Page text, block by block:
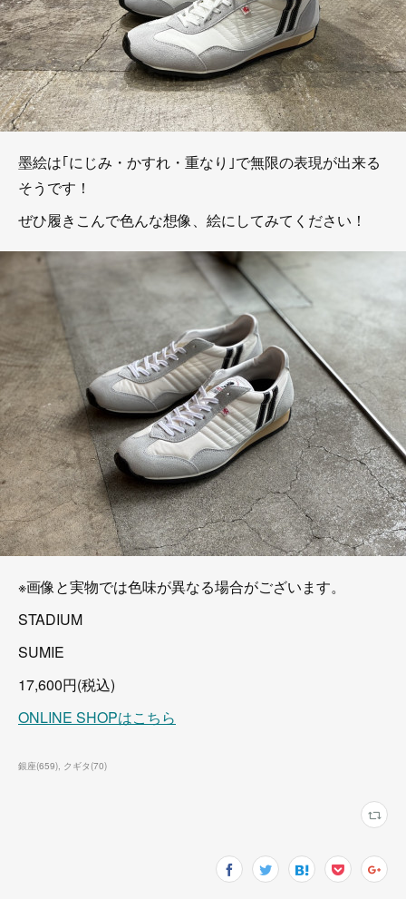
墨絵は｢にじみ・かすれ・重なり｣で無限の表現が出来る
そうです！
ぜひ履きこんで色んな想像、絵にしてみてください！
※画像と実物では色味が異なる場合がございます。
STADIUM
SUMIE
17,600円(税込)
ONLINE SHOPはこちら
銀座(659) クギタ(70)